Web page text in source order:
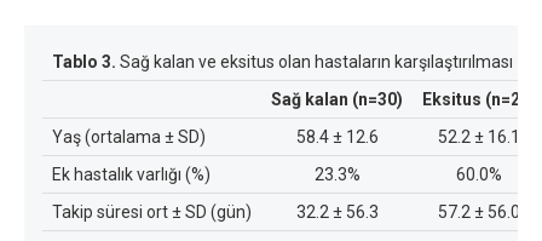
Tablo 3. Sağ kalan ve eksitus olan hastaların karşılaştırılması
Sağ kalan (n=30)
Eksitus (n=20)
Yaş (ortalama ± SD)
58.4 ± 12.6
52.2 ± 16.1
Ek hastalık varlığı (%)
23.3%
60.0%
Takip süresi ort ± SD (gün)
32.2 ± 56.3 57.2 ± 56.0